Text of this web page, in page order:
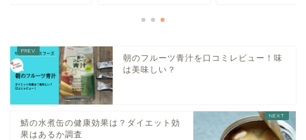
朝のフルーツ青汁を口コミレビュー！味
は美味しい？
鯖の水煮缶の健康効果は？ダイエット効
果はあるか調査